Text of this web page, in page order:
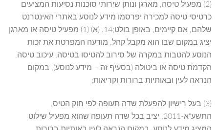
(2) מפעיל טיסה, מארגן ונותן שירותי סוכנות נסיעות המציעים
כרטיסי טיסה למכירה יפרסמו מידע לנוסע באתרי האינטרנט
שלהם, אם קיימים, באופן בולט;14. (א) (1) מפעיל טיסה או מארגן
יציג במקום שבו הוא מקבל קהל, מודעה המפרטת את זכות
הנוסע להטבות במקרה של סירוב להטיסו בטיסה, עיכוב טיסה,
הקדמת טיסה או ביטולה (בסעיף זה – מידע לנוסע), במקום
הנראה לעין ובאותיות ברורות וקריאות;
(3) בעל רישיון להפעלת שדה תעופה לפי חוק הטיס,
התשע"א-2011, יציב בכל שדה תעופה שהוא מפעיל שילוט